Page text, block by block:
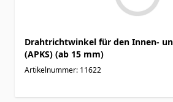
Drahtrichtwinkel für den Innen-
(APKS) (ab 15 mm)
Artikelnummer: 11622